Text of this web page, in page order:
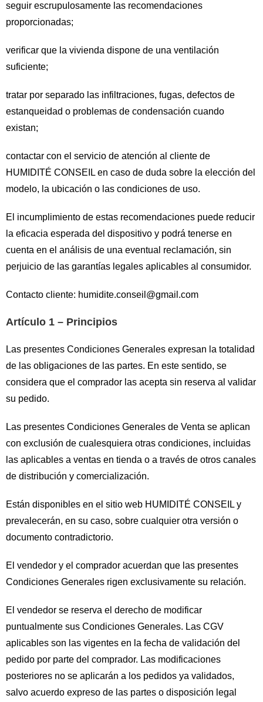
seguir escrupulosamente las recomendaciones
proporcionadas;
verificar que la vivienda dispone de una ventilación
suficiente;
tratar por separado las infiltraciones, fugas, defectos de
estanqueidad o problemas de condensación cuando
existan;
contactar con el servicio de atención al cliente de
HUMIDITÉ CONSEIL en caso de duda sobre la elección del
modelo, la ubicación o las condiciones de uso.
El incumplimiento de estas recomendaciones puede reducir
la eficacia esperada del dispositivo y podrá tenerse en
cuenta en el análisis de una eventual reclamación, sin
perjuicio de las garantías legales aplicables al consumidor.
Contacto cliente: humidite.conseil@gmail.com
Artículo 1 – Principios
Las presentes Condiciones Generales expresan la totalidad
de las obligaciones de las partes. En este sentido, se
considera que el comprador las acepta sin reserva al validar
su pedido.
Las presentes Condiciones Generales de Venta se aplican
con exclusión de cualesquiera otras condiciones, incluidas
las aplicables a ventas en tienda o a través de otros canales
de distribución y comercialización.
Están disponibles en el sitio web HUMIDITÉ CONSEIL y
prevalecerán, en su caso, sobre cualquier otra versión o
documento contradictorio.
El vendedor y el comprador acuerdan que las presentes
Condiciones Generales rigen exclusivamente su relación.
El vendedor se reserva el derecho de modificar
puntualmente sus Condiciones Generales. Las CGV
aplicables son las vigentes en la fecha de validación del
pedido por parte del comprador. Las modificaciones
posteriores no se aplicarán a los pedidos ya validados,
salvo acuerdo expreso de las partes o disposición legal